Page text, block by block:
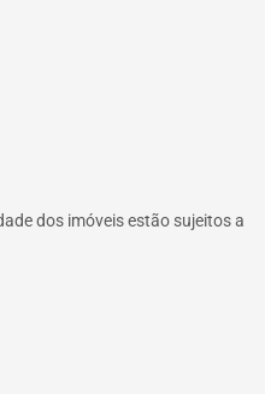
dos imóveis estão sujeitos a